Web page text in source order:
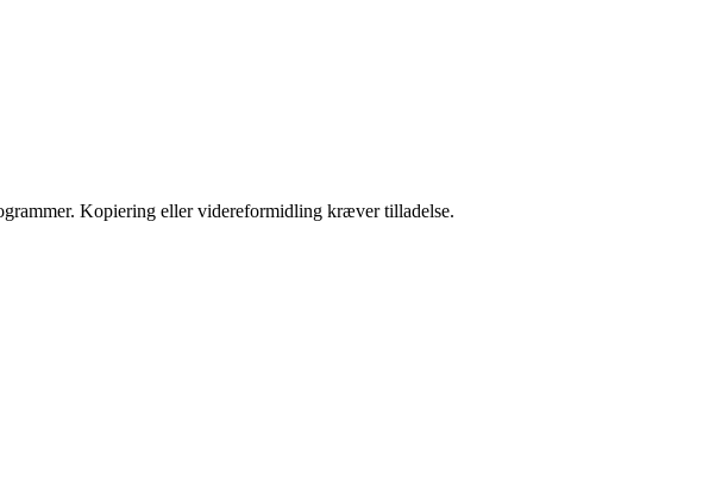
Kopiering eller videreformidling kræver tilladelse.